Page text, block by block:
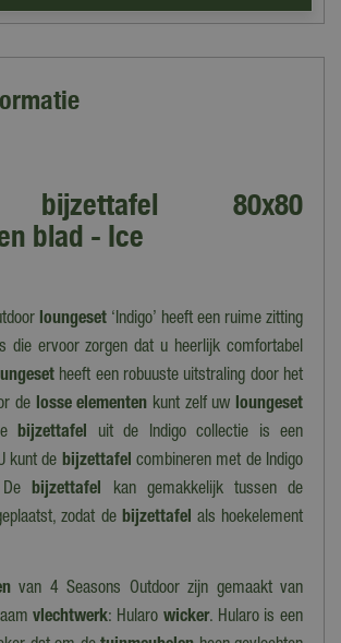
bijzettafel 80x80
blad - Ice
loungeset ‘Indigo’ heeft een ruime zitting
die ervoor zorgen dat u heerlijk comfortabel
heeft een robuuste uitstraling door het
de losse elementen kunt zelf uw loungeset
bijzettafel uit de Indigo collectie is een
kunt de bijzettafel combineren met de Indigo
Debijzettafel kan gemakkelijk tussen de
zodat de bijzettafel als hoekelement
van 4 Seasons Outdoor zijn gemaakt van
vlechtwerk: Hularo wicker. Hularo is een